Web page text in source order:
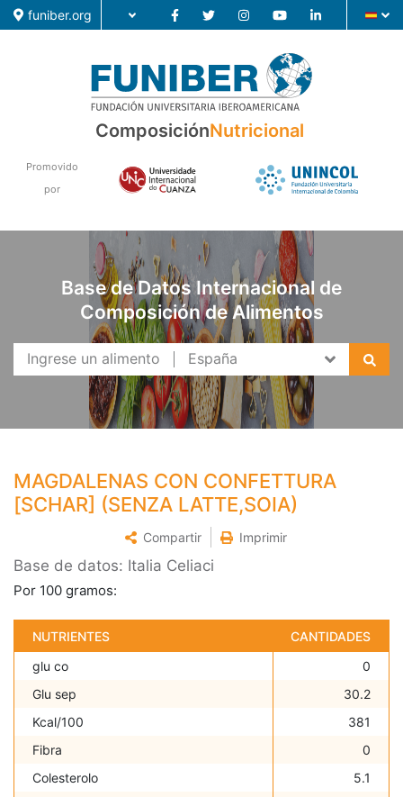
funiber.org
Investigación
ComposiciónNutricional
Promovido
por
Base de Datos Internacional de
Composición de Alimentos
MAGDALENAS CON CONFETTURA
[SCHAR] (SENZA LATTE,SOIA)
Compartir Imprimir
Base de datos: Italia Celiaci
Por 100 gramos:
NUTRIENTES
CANTIDADES
glu co
0
Glu sep
30.2
Kcal/100
381
Fibra
0
Colesterolo
5.1